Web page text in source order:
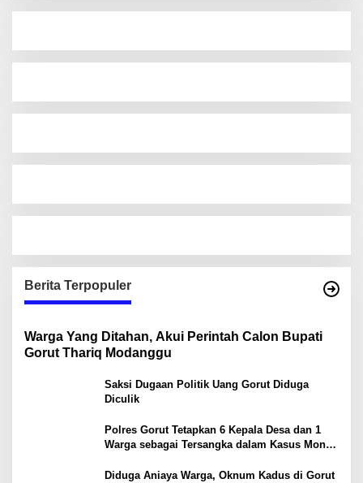
Berita Terpopuler
Warga Yang Ditahan, Akui Perintah Calon Bupati
Gorut Thariq Modanggu
Saksi Dugaan Politik Uang Gorut Diduga
Diculik
Polres Gorut Tetapkan 6 Kepala Desa dan 1
Warga sebagai Tersangka dalam Kasus Money
Diduga Aniaya Warga, Oknum Kadus di Gorut